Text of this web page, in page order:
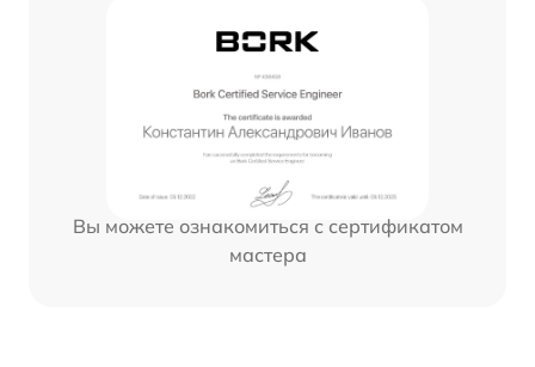
Вы можете ознакомиться с сертификатом
мастера